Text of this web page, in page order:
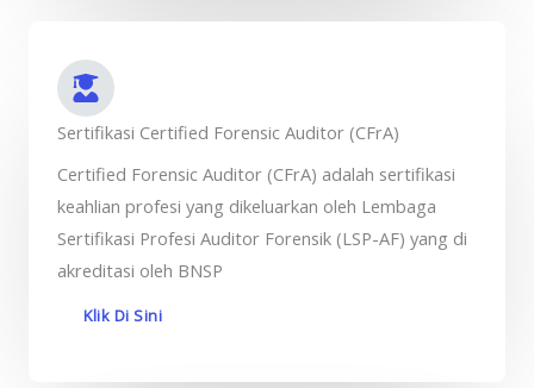
Sertifikasi Certified Forensic Auditor (CFrA)
Certified Forensic Auditor (CFrA) adalah sertifikasi
keahlian profesi yang dikeluarkan oleh Lembaga
Sertifikasi Profesi Auditor Forensik (LSP-AF) yang di
akreditasi oleh BNSP
Klik Di Sini